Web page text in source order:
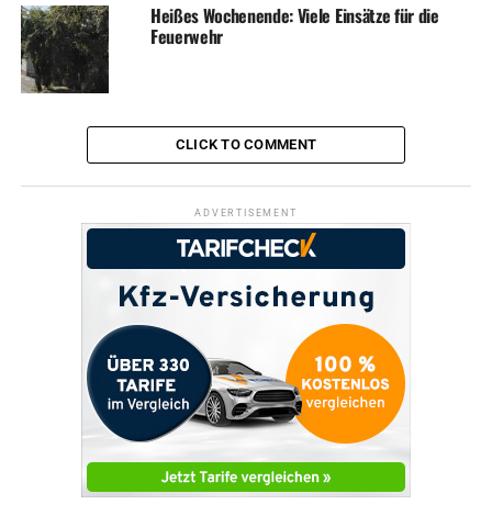
Heißes Wochenende: Viele Einsätze für die
Feuerwehr
CLICK TO COMMENT
ADVERTISEMENT